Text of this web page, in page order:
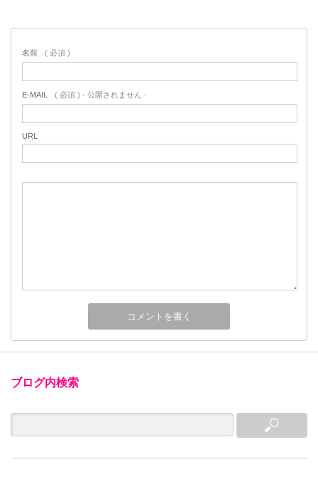
名前 ( 必須 )
E-MAIL ( 必須 ) - 公開されません -
URL
ブログ内検索